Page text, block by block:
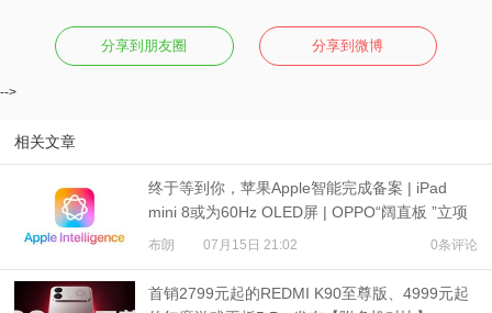
分享到朋友圈 分享到微博
-->
相关文章
终于等到你，苹果Apple智能完成备案 | iPad
mini 8或为60Hz OLED屏 | OPPO“阔直板 ”立项
布朗 07月15日 21:02 0条评论
首销2799元起的REDMI K90至尊版、4999元起